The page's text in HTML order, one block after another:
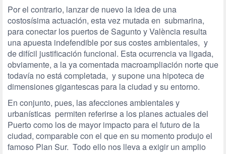
Por el contrario, lanzar de nuevo la idea de una
costosísima actuación, esta vez mutada en submarina,
para conectar los puertos de Sagunto y València resulta
una apuesta indefendible por sus costes ambientales, y
de difícil justificación funcional. Esta ocurrencia va ligada,
obviamente, a la ya comentada macroampliación norte que
todavía no está completada, y supone una hipoteca de
dimensiones gigantescas para la ciudad y su entorno.
En conjunto, pues, las afecciones ambientales y
urbanísticas permiten referirse a los planes actuales del
Puerto como los de mayor impacto para el futuro de la
ciudad, comparable con el que en su momento produjo el
famoso Plan Sur. Todo ello nos lleva a exigir un amplio